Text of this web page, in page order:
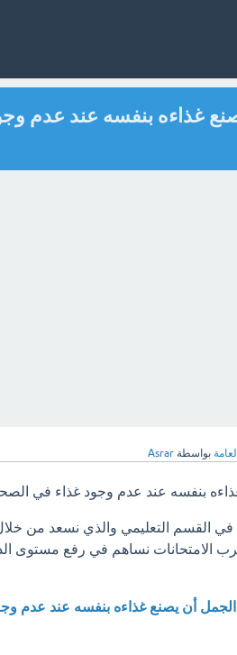
غذاءه بنفسه عند عدم
بواسطة Asrar
بنفسه عند عدم وجود غذاء في
في القسم التعليمي والذي نسعد من
الامتحانات نساهم في رفع مستوى
الجمل أن يصنع غذاءه بنفسه عند عدم